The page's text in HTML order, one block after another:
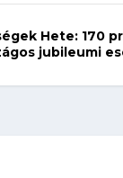
Hete: 170
jubileumi